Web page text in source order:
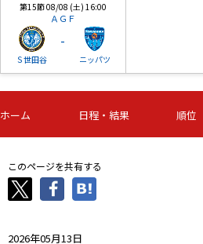
第15節 08/08 (土) 16:00
ＡＧＦ
Ｓ世田谷
-
ニッパツ
第16節 09/05 (土) 15:00
ニッパツ
ニッパツ
-
名古屋
第16節 09/05 (
石人の星
-
試合結果 次節
ホーム 日程・結果 順位
このページを共有する
2026年05月13日